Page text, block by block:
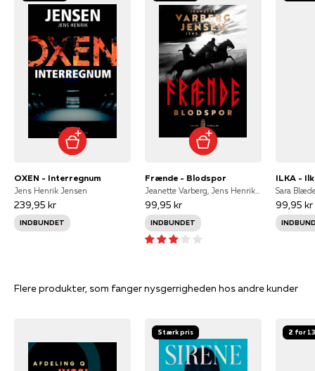
OXEN - Interregnum
Jens Henrik Jensen
239,95 kr
INDBUNDET
Frænde - Blodspor
Jeanette Varberg, Jens Henrik Jensen
99,95 kr
INDBUNDET
ILKA -
Sara
99,95 kr
Flere produkter, som fanger nysgerrigheden hos andre kunder
Stærk pris 2 for